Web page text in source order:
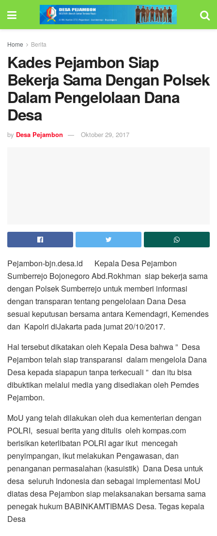
Home Berita
Kades Pejambon Siap
Bekerja Sama Dengan Polsek
Dalam Pengelolaan Dana
Desa
by Desa Pejambon Oktober 29, 2017
Pejambon-bjn.desa.id Kepala Desa Pejambon
Sumberrejo Bojonegoro Abd.Rokhman siap bekerja sama
dengan Polsek Sumberrejo untuk memberi informasi
dengan transparan tentang pengelolaan Dana Desa
sesuai keputusan bersama antara Kemendagri, Kemendes
dan Kapolri diJakarta pada jumat 20/10/2017.
Hal tersebut dikatakan oleh Kepala Desa bahwa ” Desa
Pejambon telah siap transparansi dalam mengelola Dana
Desa kepada siapapun tanpa terkecuali ” dan itu bisa
dibuktikan melalui media yang disediakan oleh Pemdes
Pejambon.
MoU yang telah dilakukan oleh dua kementerian dengan
POLRI, sesuai berita yang ditulis oleh kompas.com
berisikan keterlibatan POLRI agar ikut mencegah
penyimpangan, ikut melakukan Pengawasan, dan
penanganan permasalahan (kasuistik) Dana Desa untuk
desa seluruh Indonesia dan sebagai implementasi MoU
diatas desa Pejambon siap melaksanakan bersama sama
penegak hukum BABINKAMTIBMAS Desa. Tegas kepala
Desa